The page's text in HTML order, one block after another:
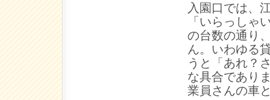
入園口では、
「いらっしゃ
の台数の通り
ん。いわゆる
うと「あれ？
な具合であり
業員さんの車